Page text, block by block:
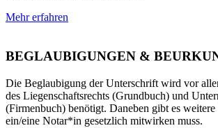
Mehr erfahren
BEGLAUBIGUNGEN &
Die Beglaubigung der Unterschrift wird vor
des Liegenschaftsrechts (Grundbuch) und
(Firmenbuch) benötigt. Daneben gibt es
ein/eine Notar*in gesetzlich mitwirken muss.